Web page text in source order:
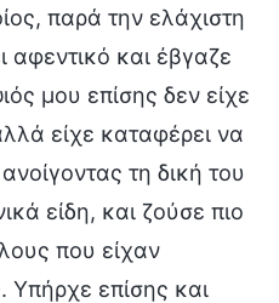
παρά την ελάχιστη
αφεντικό και έβγαζε
μου επίσης δεν είχε
είχε καταφέρει να
τη δική του
είδη, και ζούσε πιο
που είχαν
Υπήρχε επίσης και